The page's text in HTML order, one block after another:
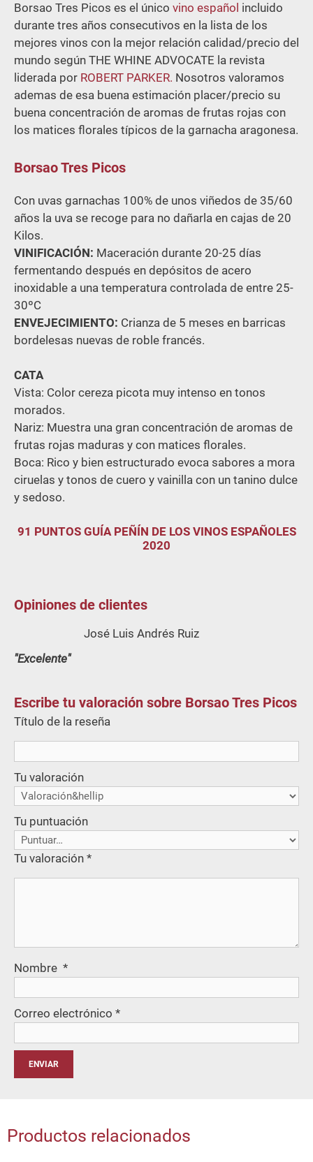
Borsao Tres Picos es el único vino español incluido
durante tres años consecutivos en la lista de los
mejores vinos con la mejor relación calidad/precio del
mundo según THE WHINE ADVOCATE la revista
liderada por ROBERT PARKER. Nosotros valoramos
ademas de esa buena estimación placer/precio su
buena concentración de aromas de frutas rojas con
los matices florales típicos de la garnacha aragonesa.
Borsao Tres Picos
Con uvas garnachas 100% de unos viñedos de 35/60
años la uva se recoge para no dañarla en cajas de 20
Kilos.
VINIFICACIÓN: Maceración durante 20-25 días
fermentando después en depósitos de acero
inoxidable a una temperatura controlada de entre 25-
30ºC
ENVEJECIMIENTO: Crianza de 5 meses en barricas
bordelesas nuevas de roble francés.
CATA
Vista: Color cereza picota muy intenso en tonos
morados.
Nariz: Muestra una gran concentración de aromas de
frutas rojas maduras y con matices florales.
Boca: Rico y bien estructurado evoca sabores a mora
ciruelas y tonos de cuero y vainilla con un tanino dulce
y sedoso.
91 PUNTOS GUÍA PEÑÍN DE LOS VINOS ESPAÑOLES
2020
Opiniones de clientes
José Luis Andrés Ruiz
Excelente
Escribe tu valoración sobre Borsao Tres Picos
Título de la reseña
Tu valoración
Tu puntuación
Tu valoración *
Nombre *
Correo electrónico *
Productos relacionados